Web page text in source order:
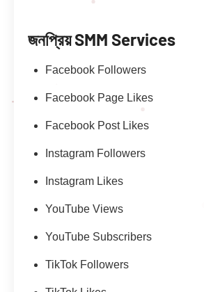
জনপ্রিয় SMM Services
Facebook Followers
Facebook Page Likes
Facebook Post Likes
Instagram Followers
Instagram Likes
YouTube Views
YouTube Subscribers
TikTok Followers